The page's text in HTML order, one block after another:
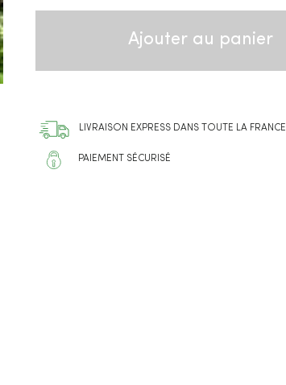
Ajouter au panier
LIVRAISON EXPRESS DANS TOUTE LA FRANCE
PAIEMENT SÉCURISÉ